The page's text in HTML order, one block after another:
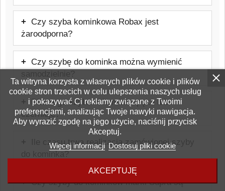
Ta witryna korzysta z własnych plików cookie i plików
cookie stron trzecich w celu ulepszenia naszych usług
i pokazywać Ci reklamy związane z Twoimi
preferencjami, analizując Twoje nawyki nawigacja.
Aby wyrazić zgodę na jego użycie, naciśnij przycisk
Akceptuj.
Więcej informacji Dostosuj pliki cookie
AKCEPTUJĘ
Szyba wykonana jest ze szkła
ceramicznego Schott Robax, odpornego
na temperatury do około 800°C,
stosowanego w kominkach i piecach.
Czy szyba kominkowa Robax jest
żaroodporna?
Tak, jest to szkło żaroodporne
przeznaczone do kominków i pieców.
Wytrzymuje temperatury do około 800°C.
Czy szybę do kominka można wymienić
W wielu przypadkach wymiana jest
możliwa samodzielnie, jednak należy
zachować ostrożność i stosować się do
zaleceń producenta urządzenia. Warto też
rozważyć pomoc firmy zewnętrznej, która
weźmie odpowiedzialność za prawidłowy
Dlaczego szyba w kominku pęka lub
czernieje?
Najczęstszą przyczyną jest błędnie
wykonany montaż, nieprawidłowe
użytkowanie kominka, zła jakość opału
lub niewłaściwy ciąg kominowy.
Ile czasu trwa realizacja zamówionej szyby
Czas realizacji zamówienia wynosi od
kilku do kilkunastu dni roboczych.
Czy szyby do kominków marki Supra są